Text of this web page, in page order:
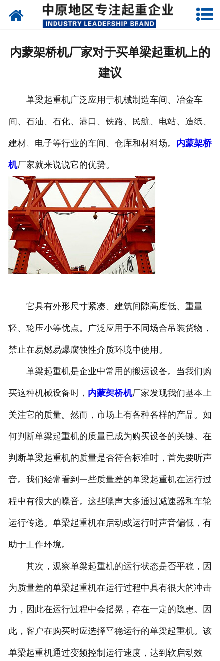
网站首页
企业视频
联系我们
内蒙架桥机厂家对于买单梁起重机上的
建议
单梁起重机广泛应用于机械制造车间、冶金车
间、石油、石化、港口、铁路、民航、电站、造纸、
建材、电子等行业的车间、仓库和材料场。 内蒙架桥
机厂家就来说说它的优势。
它具有外形尺寸紧凑、建筑间隙高度低、重量
轻、轮压小等优点。广泛应用于不同场合吊装货物，
禁止在易燃易爆腐蚀性介质环境中使用。
单梁起重机是企业中常用的搬运设备。当我们购
买这种机械设备时， 内蒙架桥机厂家发现我们基本上
关注它的质量。然而，市场上有各种各样的产品。如
何判断单梁起重机的质量已成为购买设备的关键。在
判断单梁起重机的质量是否符合标准时，首先要听声
音。我们经常看到一些质量差的单梁起重机在运行过
程中有很大的噪音。这些噪声大多通过减速器和车轮
运行传递。单梁起重机在启动或运行时声音偏低，有
助于工作环境。
其次，观察单梁起重机的运行状态是否平稳，因
为质量差的单梁起重机在运行过程中具有很大的冲击
力，因此在运行过程中会摇晃，存在一定的隐患。因
此，客户在购买时应选择平稳运行的单梁起重机。该
单梁起重机通过变频控制运行速度，达到软启动效